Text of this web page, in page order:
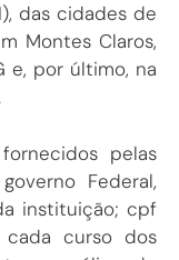
das cidades de
Montes Claros,
e, por último, na
pelas
Federal,
instituição; cpf
cada curso dos